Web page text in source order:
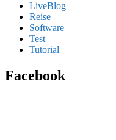
LiveBlog
Reise
Software
Test
Tutorial
Facebook